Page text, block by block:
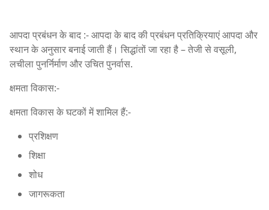
आपदा प्रबंधन के बाद :- आपदा के बाद की प्रबंधन प्रतिक्रियाएं आपदा और
स्थान के अनुसार बनाई जाती हैं। सिद्धांतों जा रहा है – तेजी से वसूली,
लचीला पुनर्निर्माण और उचित पुनर्वास.
क्षमता विकास:-
क्षमता विकास के घटकों में शामिल हैं:-
प्रशिक्षण
शिक्षा
शोध
जागरूकता